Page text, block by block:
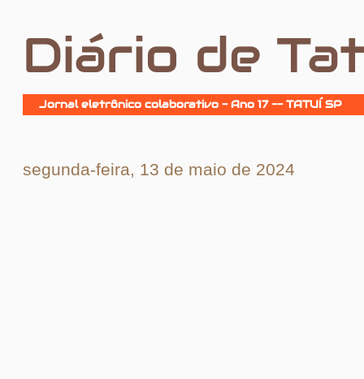
Diário de
Jornal eletrônico colaborativo - Ano 17 -- TATUÍ SP
segunda-feira, 13 de maio de 2024